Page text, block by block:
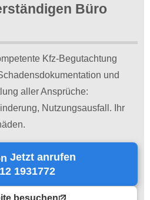
Büro
Kfz-Begutachtung
und
aller Ansprüche:
Nutzungsausfall. Ihr
Jetzt anrufen
1931772
besuchen